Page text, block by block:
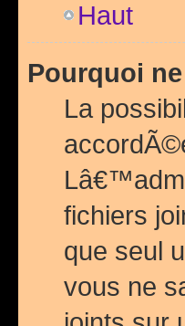
Haut
Pourquoi
La
fichiers
que seul
vous ne